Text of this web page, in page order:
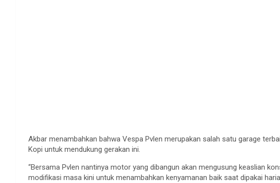
Akbar menambahkan bahwa Vespa Pvlen merupakan salah satu garage
Kopi untuk mendukung gerakan ini.
“Bersama Pvlen nantinya motor yang dibangun akan mengusung keaslian
modifikasi masa kini untuk menambahkan kenyamanan baik saat dipakai